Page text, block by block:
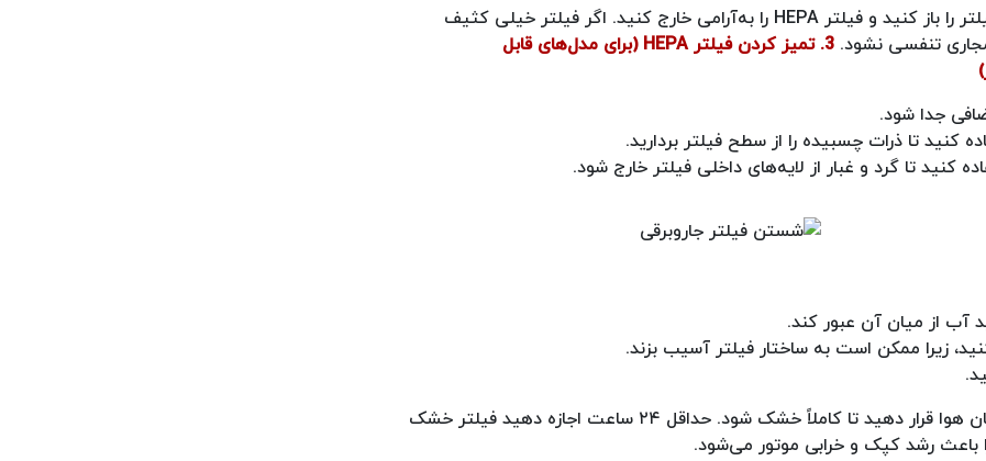
جاروبرقی را خاموش کرده و از برق بکشید. درپوش محفظه فیلتر را باز کنید و فیلتر HEPA را به‌آرامی خارج کنید. اگر فیلتر خیلی کثیف
تنفسی نشود.
3. تمیز کردن فیلتر HEPA (برای مدل‌های قابل
جدا شود.
کنید تا ذرات چسبیده را از سطح فیلتر بردارید.
کنید تا گرد و غبار از لایه‌های داخلی فیلتر خارج شود.
آب از میان آن عبور کند.
زیرا ممکن است به ساختار فیلتر آسیب بزند.
فیلتر را در یک محل خشک و دارای جریان هوا قرار دهید تا کاملاً خشک شود. حداقل ۲۴ ساعت اجازه دهید فیلتر خشک
باعث رشد کپک و خرابی موتور می‌شود.